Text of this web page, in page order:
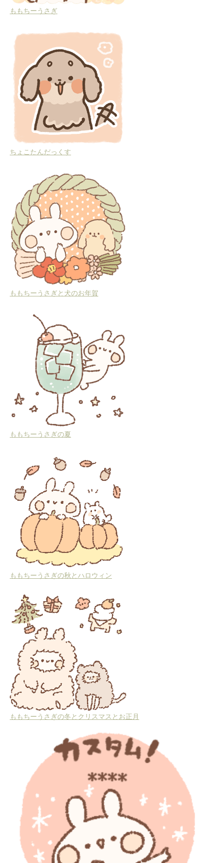
ももちーうさぎ
ちょこたんだっくす
ももちーうさぎと犬のお年賀
ももちーうさぎの夏
ももちーうさぎの秋とハロウィン
ももちーうさぎの冬とクリスマスとお正月